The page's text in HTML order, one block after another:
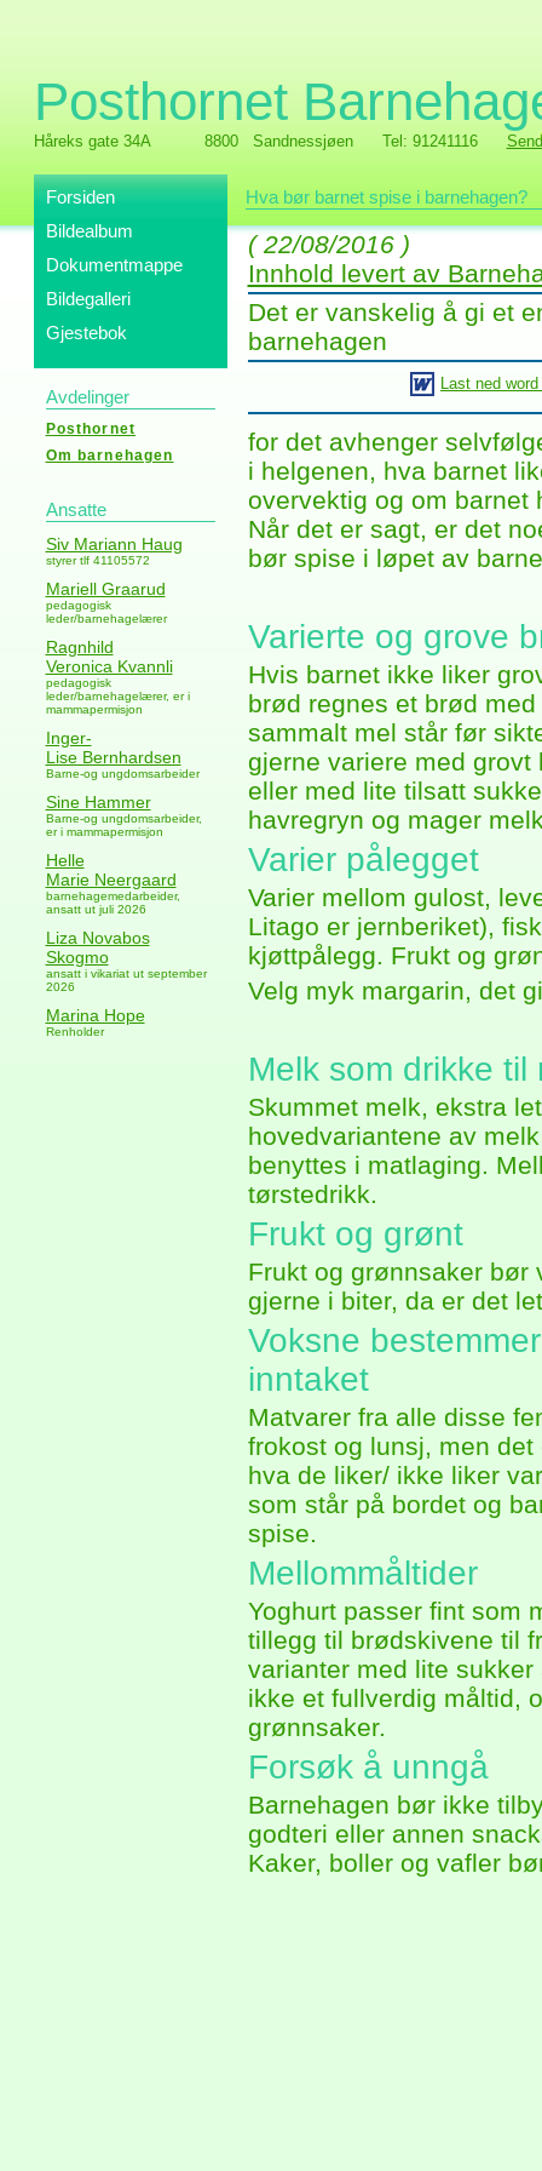
Posthornet
Håreks gate 34A 8800 Sandnessjøen Tel: 91241116
Forsiden
Bildealbum
Dokumentmappe
Bildegalleri
Gjestebok
Avdelinger
Posthornet
Om barnehagen
Ansatte
Siv Mariann Haug
styrer tlf 41105572
Mariell Graarud
pedagogisk
leder/barnehagelærer
Ragnhild
Veronica Kvannli
pedagogisk
leder/barnehagelærer, er i
mammapermisjon
Inger-
Lise Bernhardsen
Barne-og ungdomsarbeider
Sine Hammer
Barne-og ungdomsarbeider,
er i mammapermisjon
Helle
Marie Neergaard
barnehagemedarbeider,
ansatt ut juli 2026
Liza Novabos
Skogmo
ansatt i vikariat ut september
2026
Marina Hope
Renholder
Hva bør barnet spise i barnehagen?
( 22/08/2016 )
Innhold levert av
Det er vanskelig å gi et
barnehagen
Last ned
for det avhenger
i helgenen, hva barnet
overvektig og om barnet
Når det er sagt, er det
bør spise i løpet av
Varierte og grove
Hvis barnet ikke liker
brød regnes et brød
sammalt mel står før
gjerne variere med
eller med lite tilsatt
havregryn og mager
Varier pålegget
Varier mellom gulost,
Litago er jernberiket),
kjøttpålegg. Frukt og
Velg myk margarin, det
Melk som drikke til
Skummet melk, ekstra
hovedvariantene av
benyttes i matlaging.
tørstedrikk.
Frukt og grønt
Frukt og grønnsaker
gjerne i biter, da er det
Voksne
inntaket
Matvarer fra alle disse
frokost og lunsj, men
hva de liker/ ikke liker
som står på bordet og
spise.
Mellommåltider
Yoghurt passer fint som
tillegg til brødskivene til
varianter med lite
ikke et fullverdig måltid,
grønnsaker.
Forsøk å unngå
Barnehagen bør ikke
godteri eller annen
Kaker, boller og vafler